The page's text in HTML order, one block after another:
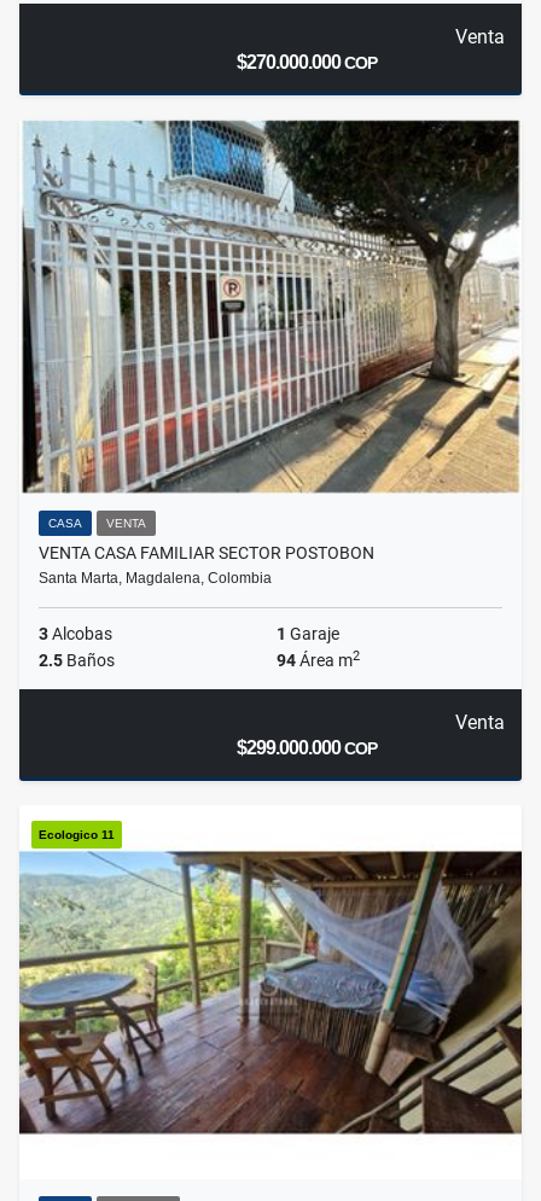
Venta
$270.000.000COP
CASA VENTA
VENTA CASA FAMILIAR SECTOR POSTOBON
Santa Marta, Magdalena, Colombia
3Alcobas 1 Garaje
2.5 Baños 94Área m2
Venta
$299.000.000COP
Ecologico 11